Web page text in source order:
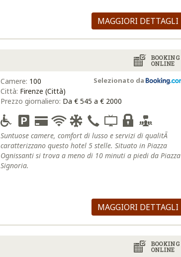
MAGGIORI DETTAGLI
BOOKING
ONLINE
Selezionato da
Camere: 100
Città: Firenze (Città)
Prezzo giornaliero: Da € 545 a € 2000
Suntuose camere, comfort di lusso e servizi di qualitÃ
caratterizzano questo hotel 5 stelle. Situato in Piazza
Ognissanti si trova a meno di 10 minuti a piedi da Piazza
Signoria.
MAGGIORI DETTAGLI
BOOKING
ONLINE